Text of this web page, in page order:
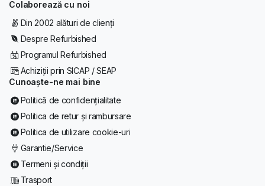
Colaborează cu noi
Din 2002 alături de clienți
Despre Refurbished
Programul Refurbished
Achiziții prin SICAP / SEAP
Cunoaște-ne mai bine
Politică de confidențialitate
Politica de retur și rambursare
Politica de utilizare cookie-uri
Garantie/Service
Termeni și condiții
Trasport